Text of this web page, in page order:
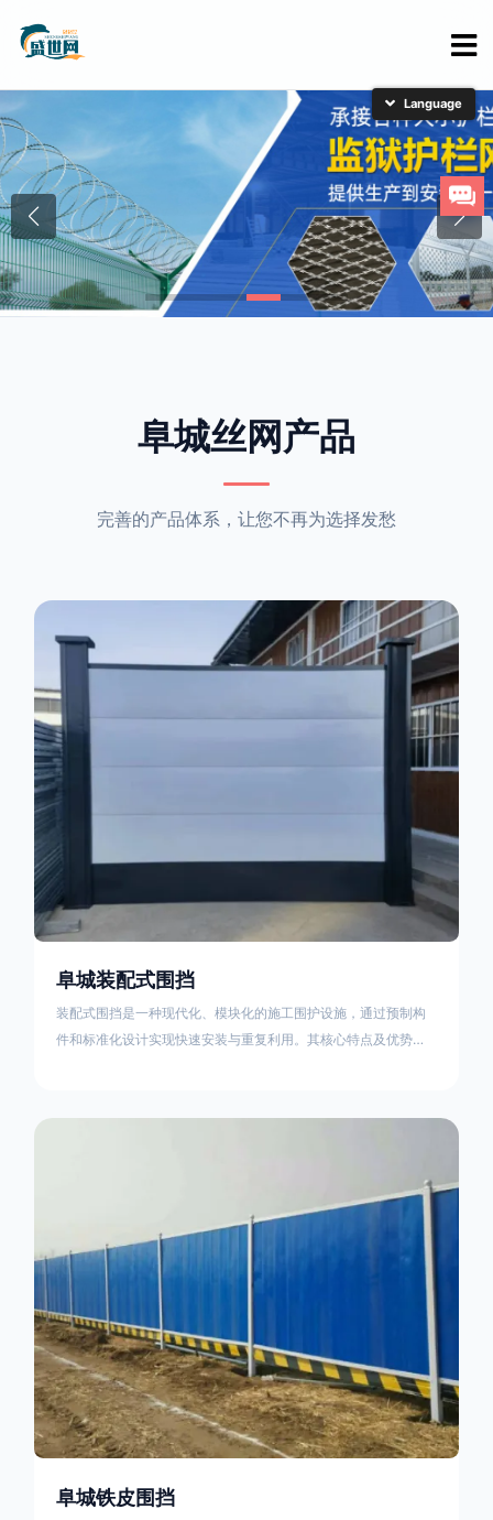
阜城丝网产品
完善的产品体系，让您不再为选择发愁
阜城装配式围挡
装配式围挡是一种现代化、模块化的施工围护设施，通过预制构
件和标准化设计实现快速安装与重复利用。其核心特点及优势如
撑、横撑加强筋等部件增强整体稳定性立柱规格：通常为
阜城铁皮围挡
简体中文
English
日本語
한국어